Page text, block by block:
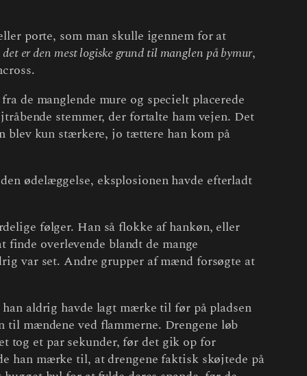
porte, som man skulle igennem for at
er den mest logiske grund til manglen på bymur,
de manglende mure og specielt placerede
stemmer, der fortalte ham vejen. Det
blev kun stærkere, jo tættere han kom på
ødelæggelse, eksplosionen havde efterladt
følger. Han så flokke af hankøn, eller
overlevende blandt de mange
var set. Andre grupper af mænd forsøgte at
aldrig havde lagt mærke til før på pladsen
til mændene ved flammerne. Drengene løb
tog et par sekunder, før det gik op for
han mærke til, at drengene faktisk skøjtede på